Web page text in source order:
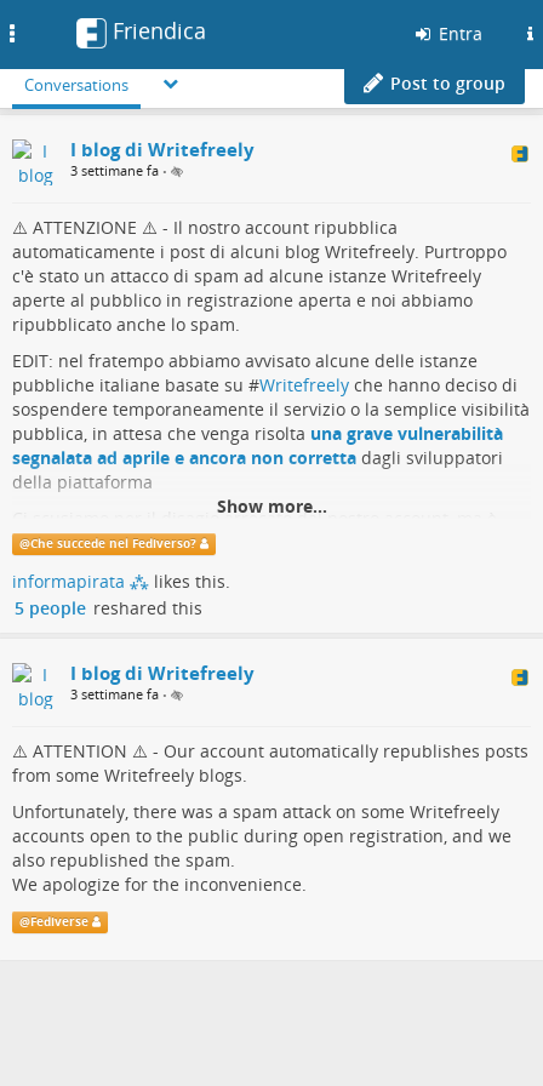
Friendica Entra
Conversations Post to group
I blog di Writefreely
3 settimane fa •
⚠️ ATTENZIONE ⚠️ - Il nostro account ripubblica
automaticamente i post di alcuni blog Writefreely. Purtroppo
c'è stato un attacco di spam ad alcune istanze Writefreely
aperte al pubblico in registrazione aperta e noi abbiamo
ripubblicato anche lo spam.
EDIT: nel fratempo abbiamo avvisato alcune delle istanze
pubbliche italiane basate su #Writefreely che hanno deciso di
sospendere temporaneamente il servizio o la semplice visibilità
pubblica, in attesa che venga risolta una grave vulnerabilità
segnalata ad aprile e ancora non corretta dagli sviluppatori
della piattaforma
Ci scusiamo per il disagio arrecato dal nostro account, ma è
stato proprio grazie a questo disagio che siamo riusciti ad
che Writefreely non presenta strumenti di amministrazione che
consentano agli admin di monitorare puntualmente le attività
Show more...
@Che succede nel Fediverso?
informapirata ⁂ likes this.
5 people reshared this
I blog di Writefreely
3 settimane fa •
⚠️ ATTENTION ⚠️ - Our account automatically republishes posts
from some Writefreely blogs.
Unfortunately, there was a spam attack on some Writefreely
accounts open to the public during open registration, and we
also republished the spam.
We apologize for the inconvenience.
@Fediverse